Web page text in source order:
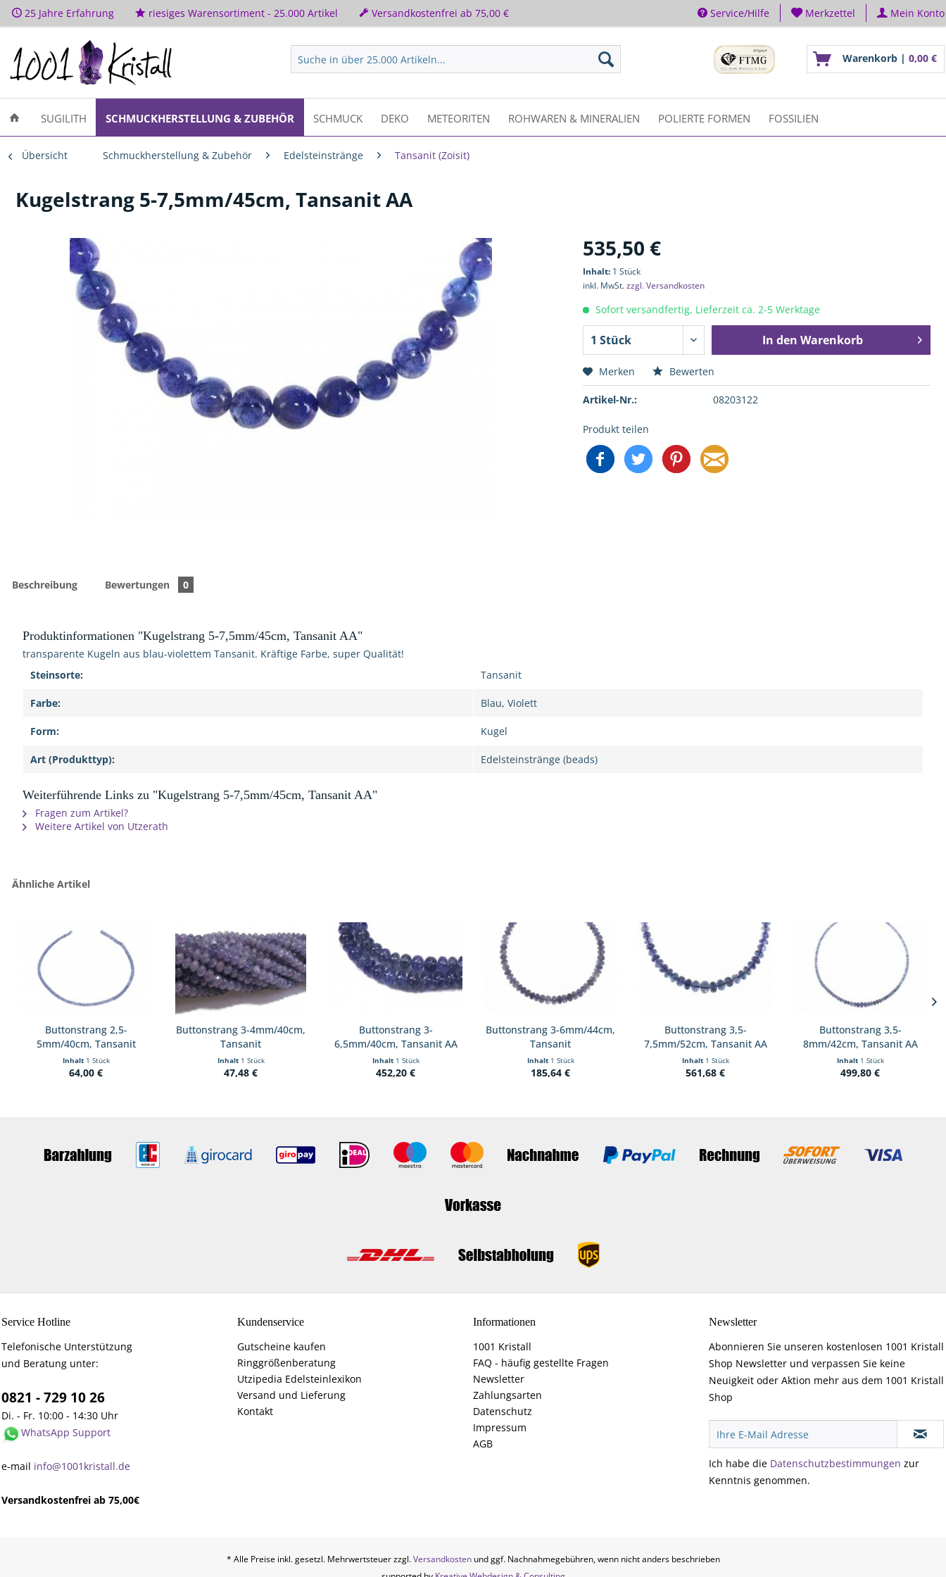
25 Jahre Erfahrung riesiges Warensortiment - 25.000 Artikel Versandkostenfrei ab 75,00 € Service/Hilfe Merkzettel Mein Konto
Warenkorb | 0,00 €
SUGILITH SCHMUCKHERSTELLUNG & ZUBEHÖR SCHMUCK DEKO METEORITEN ROHWAREN & MINERALIEN POLIERTE FORMEN FOSSILIEN
Übersicht Schmuckherstellung & Zubehör Edelsteinstränge Tansanit (Zoisit)
Kugelstrang 5-7,5mm/45cm, Tansanit AA
535,50 €
Inhalt: 1 Stück
inkl. MwSt.zzgl. Versandkosten
Sofort versandfertig, Lieferzeit ca. 2-5 Werktage
In den Warenkorb
Merken Bewerten
Artikel-Nr.: 08203122
Produkt teilen
Beschreibung Bewertungen 0
Produktinformationen "Kugelstrang 5-7,5mm/45cm, Tansanit AA"
transparente Kugeln aus blau-violettem Tansanit. Kräftige Farbe, super Qualität!
Steinsorte:
Tansanit
Farbe: Blau, Violett
Form: Kugel
Art (Produkttyp): Edelsteinstränge (beads)
Weiterführende Links zu "Kugelstrang 5-7,5mm/45cm, Tansanit AA"
Fragen zum Artikel?
Weitere Artikel von Utzerath
Ähnliche Artikel
Buttonstrang 2,5-
5mm/40cm, Tansanit
Inhalt 1 Stück
64,00 €
Buttonstrang 3-4mm/40cm,
Tansanit
Inhalt 1 Stück
47,48 €
Buttonstrang 3-
6,5mm/40cm, Tansanit AA
Inhalt 1 Stück
452,20 €
Buttonstrang 3-6mm/44cm,
Tansanit
Inhalt 1 Stück
185,64 €
Buttonstrang 3,5-
7,5mm/52cm, Tansanit AA
Inhalt 1 Stück
561,68 €
Buttonstrang 3,5-
8mm/42cm, Tansanit AA
Inhalt 1 Stück
499,80 €
Service Hotline
Telefonische Unterstützung
und Beratung unter:
0821 - 729 10 26
Di. - Fr. 10:00 - 14:30 Uhr
WhatsApp Support
e-mail info@1001kristall.de
Versandkostenfrei ab 75,00€
Kundenservice
Gutscheine kaufen
Ringgrößenberatung
Utzipedia Edelsteinlexikon
Versand und Lieferung
Kontakt
Informationen
1001 Kristall
FAQ - häufig gestellte Fragen
Newsletter
Zahlungsarten
Datenschutz
Impressum
AGB
Newsletter
Abonnieren Sie unseren kostenlosen 1001 Kristall
Shop Newsletter und verpassen Sie keine
Neuigkeit oder Aktion mehr aus dem 1001 Kristall
Shop
Ich habe die Datenschutzbestimmungen zur
Kenntnis genommen.
* Alle Preise inkl. gesetzl. Mehrwertsteuer zzgl.Versandkostenund ggf. Nachnahmegebühren, wenn nicht anders beschrieben